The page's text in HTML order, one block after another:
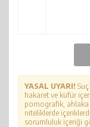
YASAL UYARI!
hakaret ve küfür
pornografik, ahlaka
niteliklerde
sorumluluk içeriği